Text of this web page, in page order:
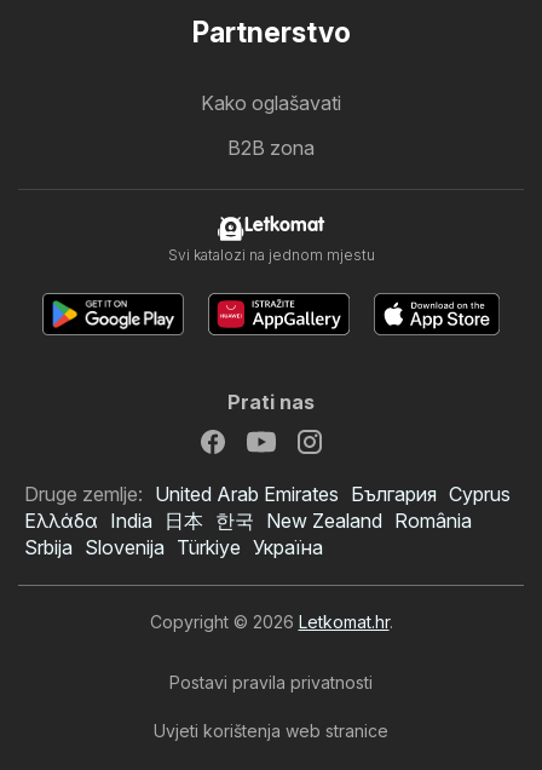
Partnerstvo
Kako oglašavati
B2B zona
Letkomat
Svi katalozi na jednom mjestu
Prati nas
Druge zemlje: United Arab Emirates България Cyprus
Ελλάδα India 日本 한국 New Zealand România
Srbija Slovenija Türkiye Україна
Copyright © 2026 Letkomat.hr.
Postavi pravila privatnosti
Uvjeti korištenja web stranice